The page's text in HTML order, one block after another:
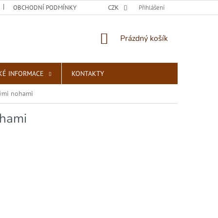
OBCHODNÍ PODMÍNKY PODMÍNKY OCHRANY OSOBNÍCH ÚDAJŮ
CZK Přihlášení
NÁKUPNÍ
Prázdný košík
INFORMACE KONTAKTY
nohami